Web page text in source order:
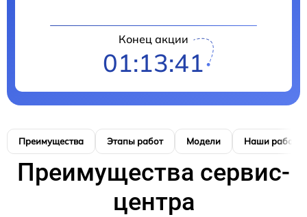
Конец акции
01:13:40
Преимущества Этапы работ Модели Наши работы
Преимущества сервис-
центра